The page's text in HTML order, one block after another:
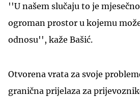
''U našem slučaju to je
ogroman prostor u kojemu
odnosu'', kaže Bašić.
Otvorena vrata za svoje
granična prijelaza za